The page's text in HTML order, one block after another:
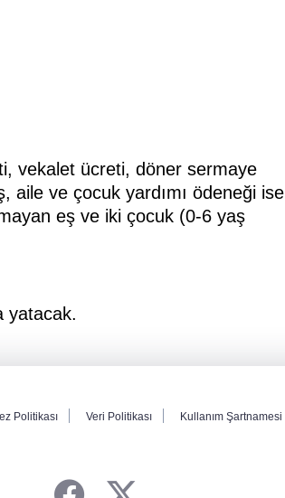
vekalet ücreti, döner sermaye
aile ve çocuk yardımı ödeneği ise
eş ve iki çocuk (0-6 yaş
yatacak.
Politikası Veri Politikası Kullanım Şartnamesi